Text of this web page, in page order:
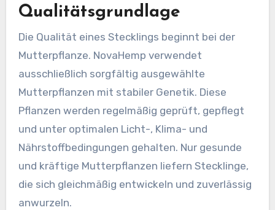
Qualitätsgrundlage
Die Qualität eines Stecklings beginnt bei der
Mutterpflanze. NovaHemp verwendet
ausschließlich sorgfältig ausgewählte
Mutterpflanzen mit stabiler Genetik. Diese
Pflanzen werden regelmäßig geprüft, gepflegt
und unter optimalen Licht-, Klima- und
Nährstoffbedingungen gehalten. Nur gesunde
und kräftige Mutterpflanzen liefern Stecklinge,
die sich gleichmäßig entwickeln und zuverlässig
anwurzeln.